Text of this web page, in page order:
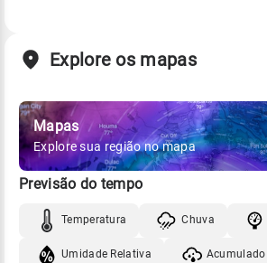
Explore os mapas
Mapas
Explore sua região no mapa
Previsão do tempo
Temperatura Chuva
Umidade Relativa Acumulado